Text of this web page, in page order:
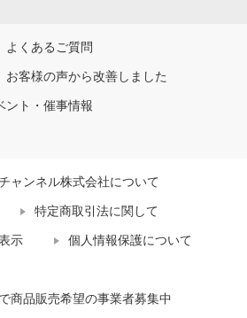
よくあるご質問
お客様の声から改善しました
ント・催事情報
ャンネル株式会社について
特定商取引法に関して
示 個人情報保護について
商品販売希望の事業者募集中